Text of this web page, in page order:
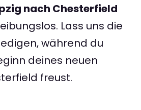
nach Chesterfield
Lass uns die
während du
deines neuen
freust.